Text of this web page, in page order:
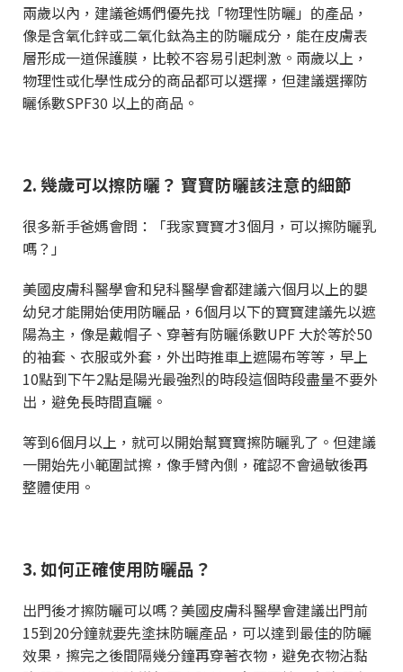
兩歲以內，建議爸媽們優先找「物理性防曬」的產品，
像是含氧化鋅或二氧化鈦為主的防曬成分，能在皮膚表
層形成一道保護膜，比較不容易引起刺激。兩歲以上，
物理性或化學性成分的商品都可以選擇，但建議選擇防
曬係數SPF30 以上的商品。
2. 幾歲可以擦防曬？ 寶寶防曬該注意的細節
很多新手爸媽會問：「我家寶寶才3個月，可以擦防曬乳
嗎？」
美國皮膚科醫學會和兒科醫學會都建議六個月以上的嬰
幼兒才能開始使用防曬品， 6個月以下的寶寶建議先以遮
陽為主，像是戴帽子、穿著有防曬係數UPF 大於等於50
的袖套、衣服或外套，外出時推車上遮陽布等等，早上
10點到下午2點是陽光最強烈的時段這個時段盡量不要外
出，避免長時間直曬。
等到6個月以上，就可以開始幫寶寶擦防曬乳了。但建議
一開始先小範圍試擦，像手臂內側，確認不會過敏後再
整體使用。
3.如何正確使用防曬品？
出門後才擦防曬可以嗎？美國皮膚科醫學會建議出門前
15到20分鐘就要先塗抹防曬產品，可以達到最佳的防曬
效果，擦完之後間隔幾分鐘再穿著衣物，避免衣物沾黏